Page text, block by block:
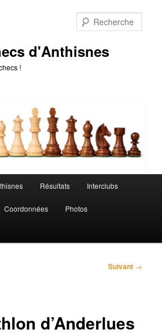
d'Anthisnes
!
Résultats Interclubs
Coordonnées Photos
Suivant →
d’Anderlues